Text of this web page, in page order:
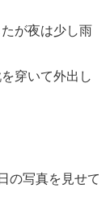
が夜は少し雨
穿いて外出し
の写真を見せて